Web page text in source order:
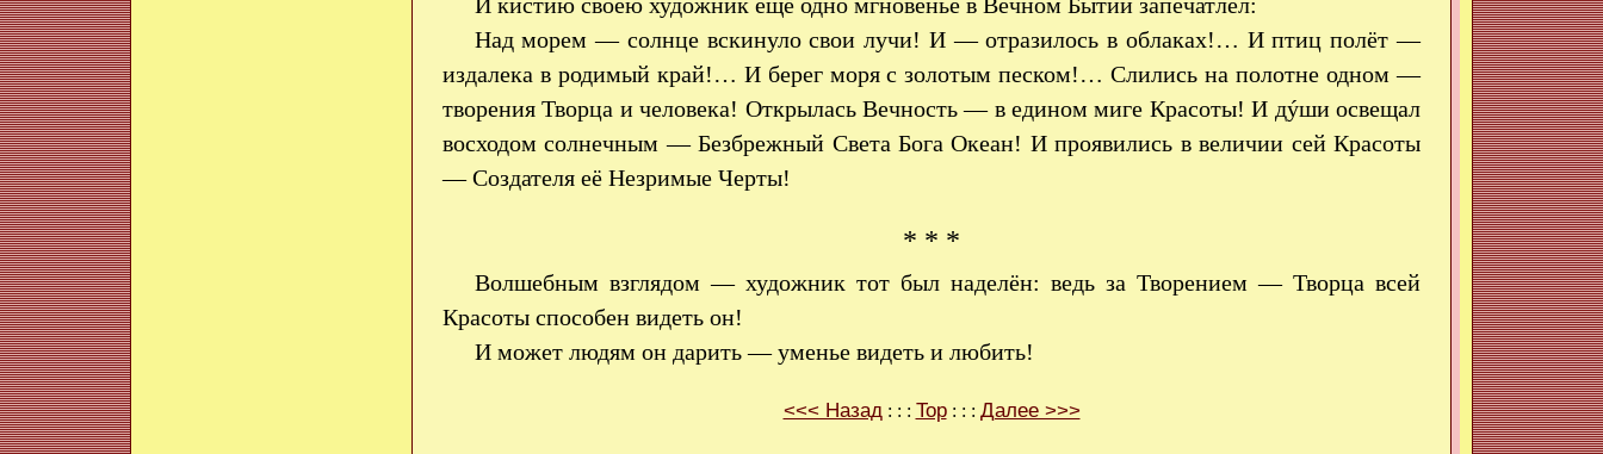
Над морем — солнце вскинуло свои лучи! И — отразилось в облаках!… И птиц полёт —
издалека в родимый край!… И берег моря с золотым песком!… Слились на полотне одном —
творения Творца и человека! Открылась Вечность — в едином миге Красоты! И дýши освещал
восходом солнечным — Безбрежный Света Бога Океан! И проявились в величии сей Красоты
— Создателя её Незримые Черты!
* * *
Волшебным взглядом — художник тот был наделён: ведь за Творением — Творца всей
Красоты способен видеть он!
И может людям он дарить — уменье видеть и любить!
<<< Назад : : : Top: : : Далее >>>